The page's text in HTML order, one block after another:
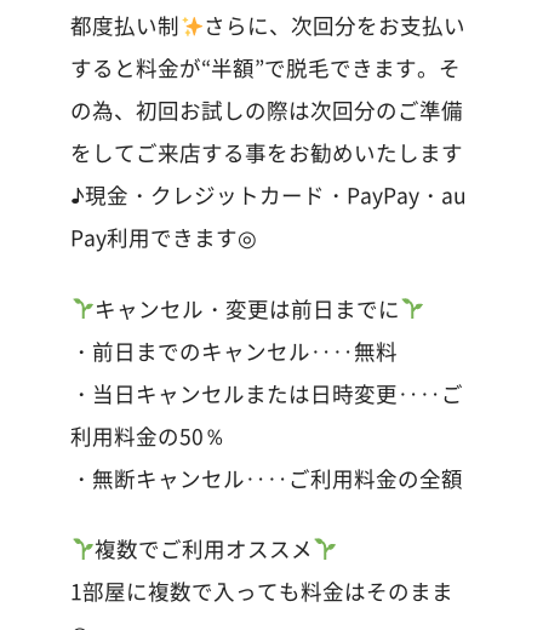
都度払い制
さらに、次回分をお支払い
すると料金が“半額”で脱毛できます。そ
の為、初回お試しの際は次回分のご準備
をしてご来店する事をお勧めいたします
♪現金・クレジットカード・PayPay・au
Pay利用できます◎
キャンセル・変更は前日までに
・前日までのキャンセル‥‥無料
・当日キャンセルまたは日時変更‥‥ご
利用料金の50％
・無断キャンセル‥‥ご利用料金の全額
複数でご利用オススメ
1部屋に複数で入っても料金はそのまま